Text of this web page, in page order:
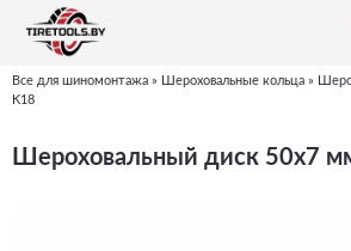
Вы
Все для шиномонтажа » Шероховальные кольца »
K18
Шероховальный диск 50x7